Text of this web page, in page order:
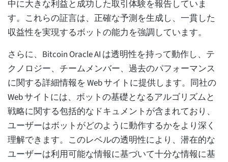
中に大きな利益と成功した取引体験を報告していま
す。これらの証言は、正確な予測を生成し、一貫した
収益性を実現するボットの能力を強調しています。
さらに、Bitcoin Oracle AI は透明性を持って動作し、テ
クノロジー、チームメンバー、過去のパフォーマンス
に関する詳細情報を Web サイトに提供します。同社の
Web サイトには、ボットの基礎となるアルゴリズムと
戦略に関する包括的なドキュメントが含まれており、
ユーザーはボットがどのように動作するかをより深く
理解できます。このレベルの透明性により、潜在的な
ユーザーは利用可能な情報に基づいて十分な情報に基